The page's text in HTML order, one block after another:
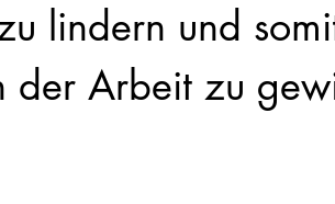
lindern und
der Arbeit zu